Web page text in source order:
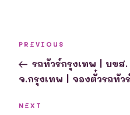
Previous
Post
PREVIOUS
รถทัวร์กรุงเทพ | บขส
จ.กรุงเทพ | จองตั๋วรถทัว
Next
NEXT